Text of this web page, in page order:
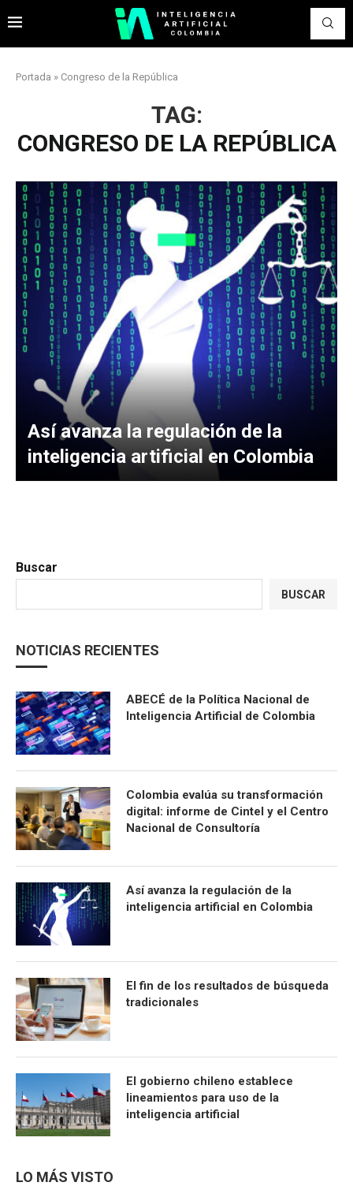
Portada » Congreso de la República
TAG:
CONGRESO DE LA REPÚBLICA
Así avanza la regulación de la
inteligencia artificial en Colombia
Buscar
BUSCAR
NOTICIAS RECIENTES
ABECÉ de la Política Nacional de
Inteligencia Artificial de Colombia
Colombia evalúa su transformación
digital: informe de Cintel y el Centro
Nacional de Consultoría
Así avanza la regulación de la
inteligencia artificial en Colombia
El fin de los resultados de búsqueda
tradicionales
El gobierno chileno establece
lineamientos para uso de la
inteligencia artificial
LO MÁS VISTO